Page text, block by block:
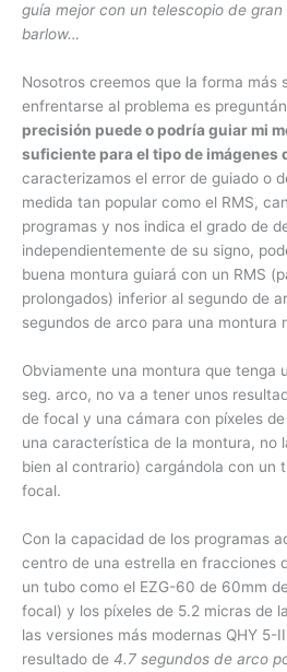
guía mejor con un telescopio de
barlow…
Nosotros creemos que la forma más
enfrentarse al problema es
precisión puede o podría guiar mi
suficiente para el tipo de imágenes
caracterizamos el error de guiado o
medida tan popular como el RMS,
programas y nos indica el grado de
independientemente de su signo,
buena montura guiará con un RMS
prolongados) inferior al segundo de
segundos de arco para una montura
Obviamente una montura que tenga
seg. arco, no va a tener unos
de focal y una cámara con píxeles
una característica de la montura, no
bien al contrario) cargándola con un
focal.
Con la capacidad de los programas
centro de una estrella en fracciones
un tubo como el EZG-60 de 60mm
focal) y los píxeles de 5.2 micras de
las versiones más modernas QHY 5-
resultado de 4.7 segundos de arco